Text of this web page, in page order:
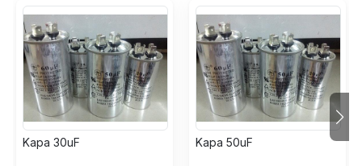
và độ dày mạch từ, chọn đúng chủng loại B3/B4 để
tránh việc đổi trả
Hướng dẫn cách kiểm tra kích thước lỗ và mạch từ : khi
tháo lốc quạt ra sẽ thấy cốt quạt dài và ở giữa cốt quạt
có 1 cục roto tròn và đo đường kính vòng ngoài xem là
44mm hay 46mm, sau đó đo độ dày của roto là độ
dày mạch từ
Kapa 30uF Kapa 50uF